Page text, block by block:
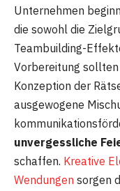
Unternehmen
die sowohl die
Teambuilding-
Vorbereitung sollten
Konzeption der
ausgewogene
unvergessliche
schaffen. Kreative
Wendungen sorgen